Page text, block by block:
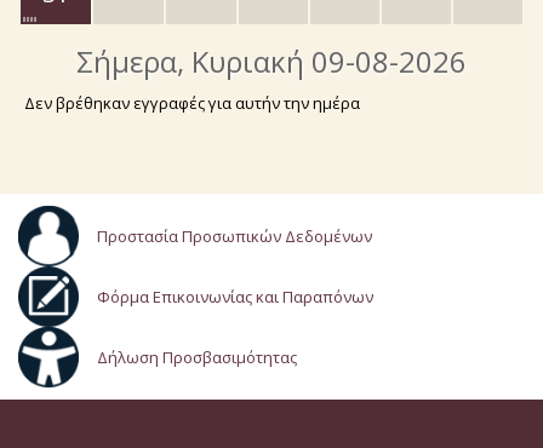
Σήμερα, Κυριακή 09-08-2026
Δεν βρέθηκαν εγγραφές για αυτήν την ημέρα
Προστασία Προσωπικών Δεδομένων
Φόρμα Επικοινωνίας και Παραπόνων
Δήλωση Προσβασιμότητας